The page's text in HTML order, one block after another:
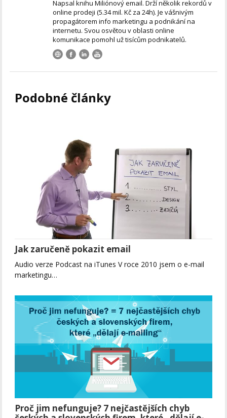
Napsal knihu Miliónový email. Drží několik rekordů v
online prodeji (5.34 mil. Kč za 24h). Je vášnivým
propagátorem info marketingu a podnikání na
internetu. Svou osvětou v oblasti online
komunikace pomohl už tisícům podnikatelů.
Podobné články
Jak zaručeně pokazit email
Audio verze Podcast na iTunes V roce 2010 jsem o e-mail
marketingu…
Proč jim nefunguje? 7 nejčastějších chyb